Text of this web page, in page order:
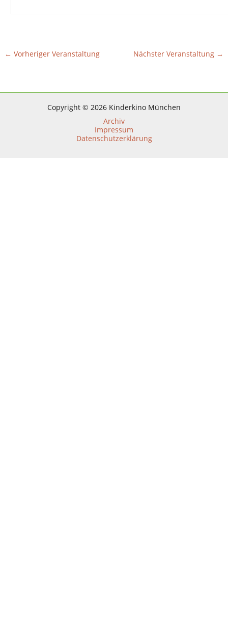
← Vorheriger Veranstaltung Nächster Veranstaltung →
Copyright © 2026 Kinderkino München
Archiv
Impressum
Datenschutzerklärung